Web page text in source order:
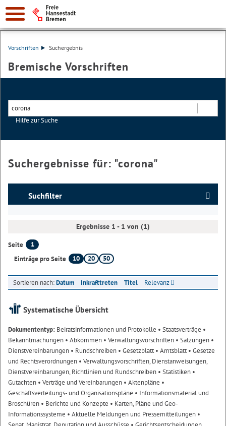
Vorschriften Suchergebnis
Bremische Vorschriften
Hilfe zur Suche
Suchergebnisse für: "corona"
Suchfilter
Ergebnisse 1 - 1 von (1)
Seite
1
Einträge pro Seite
10 20 50
Sortieren nach:Datum Inkrafttreten Titel Relevanz
Systematische Übersicht
Dokumententyp: Beiratsinformationen und Protokolle • Staatsverträge •
Bekanntmachungen • Abkommen • Verwaltungsvorschriften • Satzungen •
Dienstvereinbarungen • Rundschreiben • Gesetzblatt• Amtsblatt• Gesetze
und Rechtsverordnungen • Verwaltungsvorschriften, Dienstanweisungen,
Dienstvereinbarungen, Richtlinien und Rundschreiben • Statistiken •
Gutachten • Verträge und Vereinbarungen • Aktenpläne •
Geschäftsverteilungs- und Organisationspläne • Informationsmaterial und
Broschüren • Berichte und Konzepte • Karten, Pläne und Geo-
Informationssysteme • Aktuelle Meldungen und Pressemitteilungen •